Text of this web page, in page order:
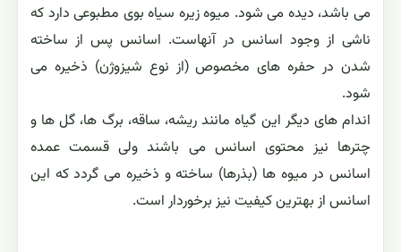
می باشد، دیده می شود. میوه زیره سیاه بوی مطبوعی دارد که
ناشی از وجود اسانس در آنهاست. اسانس پس از ساخته
شدن در حفره های مخصوص (از نوع شیزوژن) ذخیره می
شود.
اندام های دیگر این گیاه مانند ریشه، ساقه، برگ ها، گل ها و
چترها نیز محتوی اسانس می باشند ولی قسمت عمده
اسانس در میوه ها (بذرها) ساخته و ذخیره می گردد که این
اسانس از بهترین کیفیت نیز برخوردار است.